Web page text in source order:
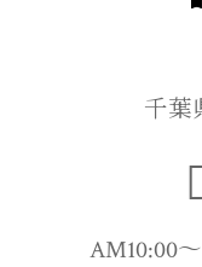
千葉
AM10:00